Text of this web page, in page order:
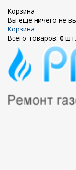
Корзина
Вы еще ничего не
Корзина
Всего товаров: 0